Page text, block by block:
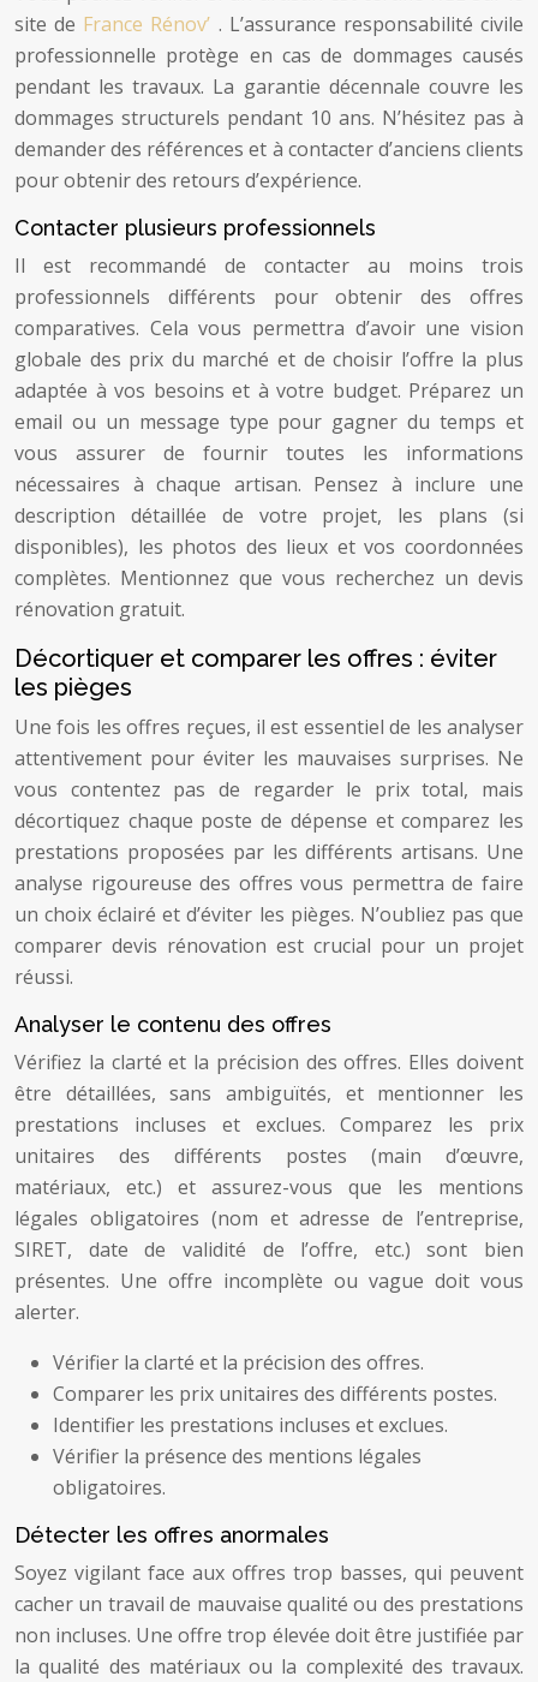
site de France Rénov’ . L’assurance responsabilité civile
professionnelle protège en cas de dommages causés
pendant les travaux. La garantie décennale couvre les
dommages structurels pendant 10 ans. N’hésitez pas à
demander des références et à contacter d’anciens clients
pour obtenir des retours d’expérience.
Contacter plusieurs professionnels
Il est recommandé de contacter au moins trois
professionnels différents pour obtenir des offres
comparatives. Cela vous permettra d’avoir une vision
globale des prix du marché et de choisir l’offre la plus
adaptée à vos besoins et à votre budget. Préparez un
email ou un message type pour gagner du temps et
vous assurer de fournir toutes les informations
nécessaires à chaque artisan. Pensez à inclure une
description détaillée de votre projet, les plans (si
disponibles), les photos des lieux et vos coordonnées
complètes. Mentionnez que vous recherchez un devis
rénovation gratuit.
Décortiquer et comparer les offres : éviter
les pièges
Une fois les offres reçues, il est essentiel de les analyser
attentivement pour éviter les mauvaises surprises. Ne
vous contentez pas de regarder le prix total, mais
décortiquez chaque poste de dépense et comparez les
prestations proposées par les différents artisans. Une
analyse rigoureuse des offres vous permettra de faire
un choix éclairé et d’éviter les pièges. N’oubliez pas que
comparer devis rénovation est crucial pour un projet
réussi.
Analyser le contenu des offres
Vérifiez la clarté et la précision des offres. Elles doivent
être détaillées, sans ambiguïtés, et mentionner les
prestations incluses et exclues. Comparez les prix
unitaires des différents postes (main d’œuvre,
matériaux, etc.) et assurez-vous que les mentions
légales obligatoires (nom et adresse de l’entreprise,
SIRET, date de validité de l’offre, etc.) sont bien
présentes. Une offre incomplète ou vague doit vous
alerter.
Vérifier la clarté et la précision des offres.
Comparer les prix unitaires des différents postes.
Identifier les prestations incluses et exclues.
Vérifier la présence des mentions légales
obligatoires.
Détecter les offres anormales
Soyez vigilant face aux offres trop basses, qui peuvent
cacher un travail de mauvaise qualité ou des prestations
non incluses. Une offre trop élevée doit être justifiée par
la qualité des matériaux ou la complexité des travaux.